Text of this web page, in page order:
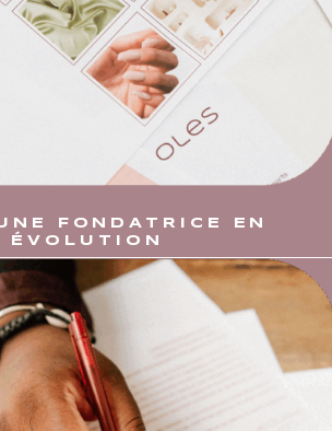
FONDATRICE EN
ÉVOLUTION